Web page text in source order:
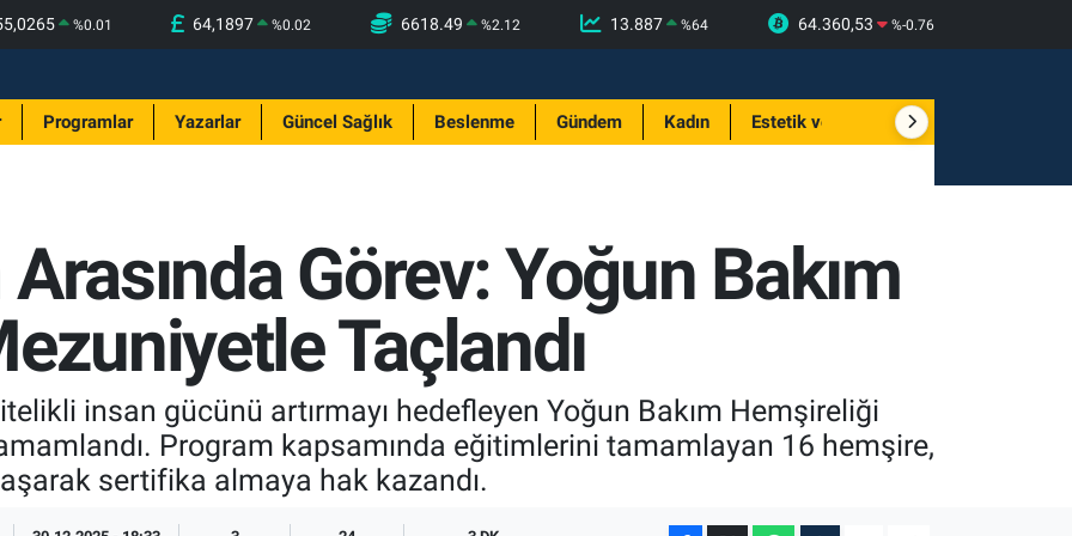
%0.01 64,1897 %0.02 6618.49 %2.12 13.887 %64 64.360,53 %-0.76
Programlar Yazarlar Güncel Sağlık Beslenme Gündem Kadın Estetik ve Güzellik
Görev: Yoğun Bakım
Taçlandı
insan gücünü artırmayı hedefleyen Yoğun Bakım Hemşireliği
Program kapsamında eğitimlerini tamamlayan 16 hemşire,
sertifika almaya hak kazandı.